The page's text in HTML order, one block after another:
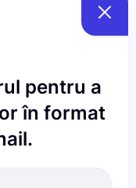
Aplicați
pentru a
în format